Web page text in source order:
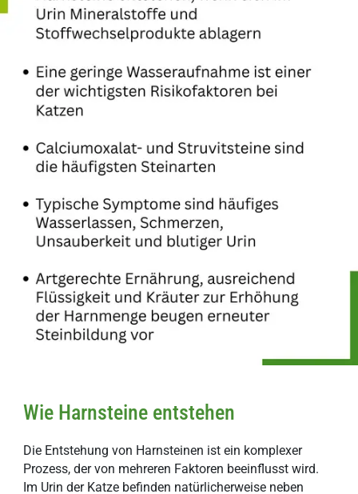
Wie Harnsteine entstehen
Die Entstehung von Harnsteinen ist ein komplexer
Prozess, der von mehreren Faktoren beeinflusst wird.
Im Urin der Katze befinden natürlicherweise neben